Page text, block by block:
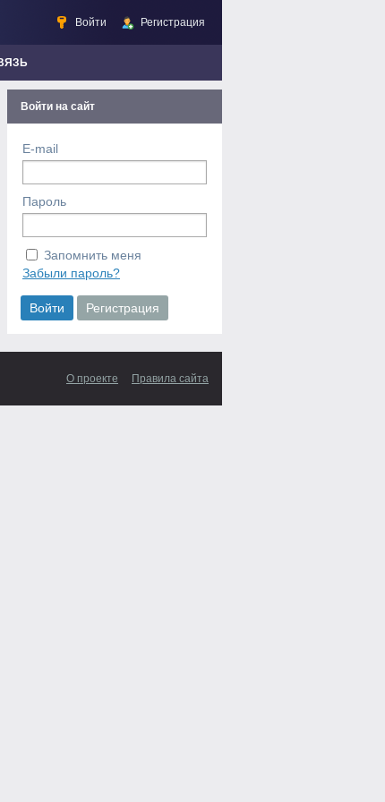
Войти Регистрация
Войти на сайт
E-mail
Пароль
Запомнить меня
Забыли пароль?
О проекте Правила сайта